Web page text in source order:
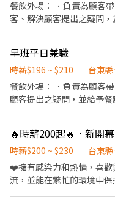
餐飲外場： ．負責為顧客
客、解決顧客提出之疑問
負責結帳、收銀等工作。
前與烹飪中之準備工作與其
切各種食材。 ．負責清理
所需要的食材。 ．協助測
早班平日兼職
時薪$196 ~ $210
台東
餐飲外場： ．負責為顧客
顧客提出之疑問，並給予
帳、收銀等工作。 餐飲內
飪中之準備工作與其他餐廳
食材。 ．負責清理工作環
的食材。 ．協助測量食材
時薪$200 ~ $230
台東
❤️擁有感染力和熱情，喜
流，並能在繁忙的環境中